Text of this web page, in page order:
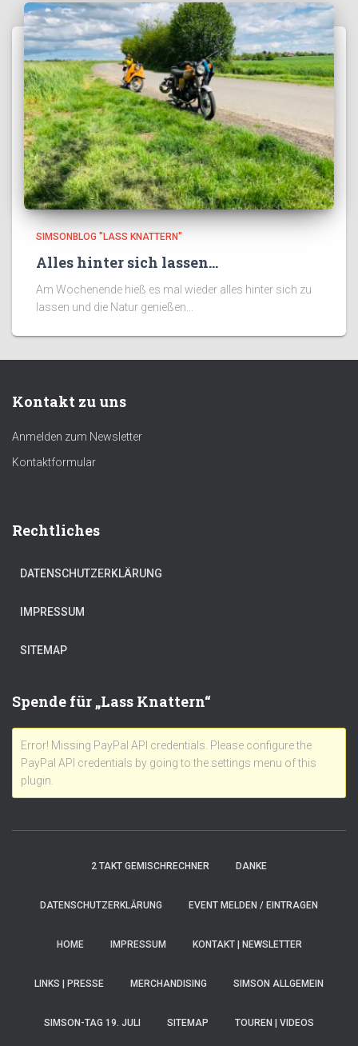
SIMSONBLOG "LASS KNATTERN"
Alles hinter sich lassen…
Am Wochenende hieß es mal wieder alles hinter sich zu
lassen und die Natur genießen...
Kontakt zu uns
Anmelden zum Newsletter
Kontaktformular
Rechtliches
DATENSCHUTZERKLÄRUNG
IMPRESSUM
SITEMAP
Spende für „Lass Knattern“
Error! Missing PayPal API credentials. Please configure the
PayPal API credentials by going to the settings menu of this
plugin.
2 TAKT GEMISCHRECHNER DANKE
DATENSCHUTZERKLÄRUNG EVENT MELDEN / EINTRAGEN
HOME IMPRESSUM KONTAKT | NEWSLETTER
LINKS | PRESSE MERCHANDISING SIMSON ALLGEMEIN
SIMSON-TAG 19. JULI SITEMAP TOUREN | VIDEOS